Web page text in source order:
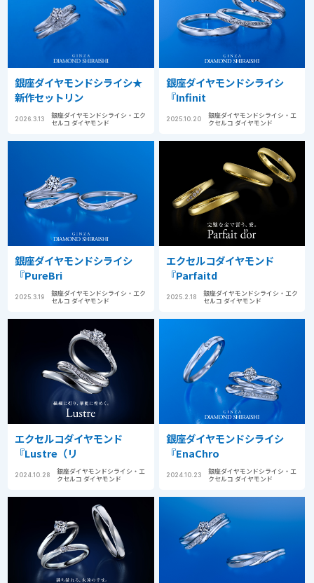
銀座ダイヤモンドシライシ★
新作セットリン
2026.3.13
銀座ダイヤモンドシライシ・エク
セルコ ダイヤモンド
銀座ダイヤモンドシライシ
『Infinit
2025.10.20
銀座ダイヤモンドシライシ・エ
クセルコ ダイヤモンド
銀座ダイヤモンドシライシ
『PureBri
2025.3.19
銀座ダイヤモンドシライシ・エク
セルコ ダイヤモンド
エクセルコダイヤモンド
『Parfaitd
2025.2.18
銀座ダイヤモンドシライシ・エク
セルコ ダイヤモンド
エクセルコダイヤモンド
『Lustre（リ
2024.10.28
銀座ダイヤモンドシライシ・エ
クセルコ ダイヤモンド
銀座ダイヤモンドシライシ
『EnaChro
2024.10.23
銀座ダイヤモンドシライシ・エ
クセルコ ダイヤモンド